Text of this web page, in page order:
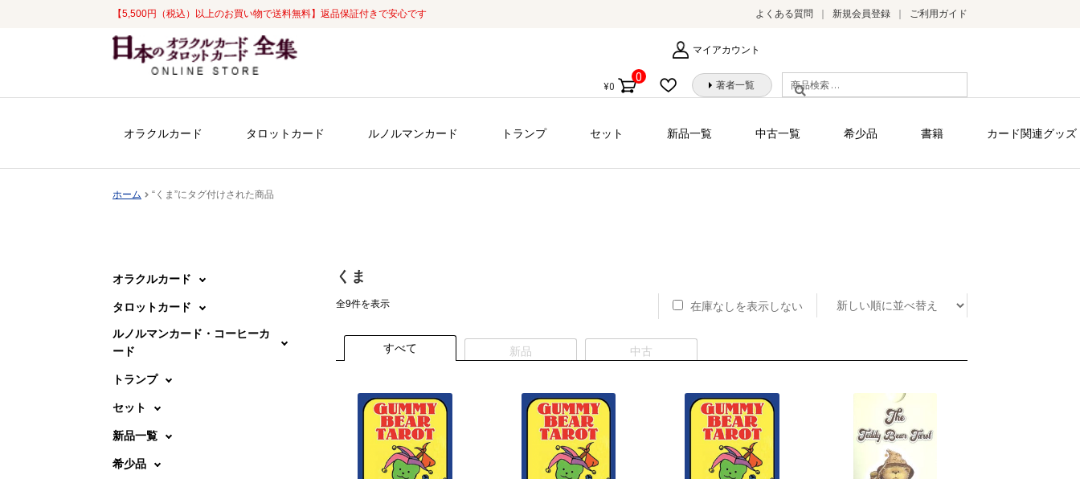
【5,500円（税込）以上のお買い物で送料無料】返品保証付きで安心です よくある質問 新規会員登録 ご利用ガイド
ナ
ビ
ン
コ
ン
ス
マイアカウント
検
索
象:
著者一覧
¥0
0
個
オラクルカード タロットカード ルノルマンカード トランプ セット 新品一覧 中古一覧 希少品 書籍 カード関連グッズ
ホーム “くま”にタグ付けされた商品
くま
全9件を表示新
い
順
在庫なしを表示しない
すべて 新品 中古
オラクルカード
タロットカード
ルノルマンカード・コーヒーカ
ード
トランプ
セット
新品一覧
希少品